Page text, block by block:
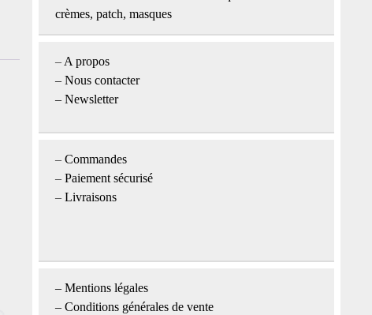
crèmes, patch, masques
– A propos
–Nous contacter
– Newsletter
–Commandes
–Paiement sécurisé
–Livraisons
–Mentions légales
– Conditions générales de vente